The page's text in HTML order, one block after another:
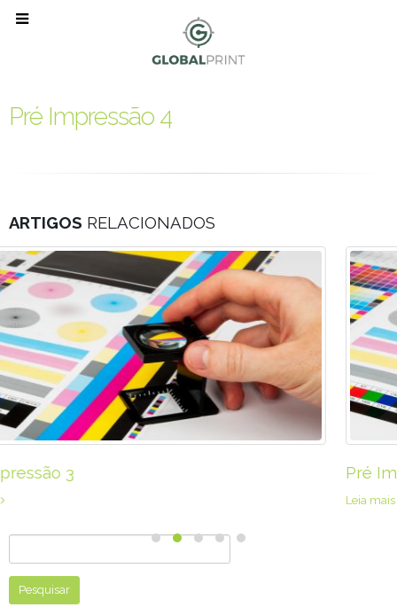
Pré Impressão 4
ARTIGOS RELACIONADOS
Pré Impressão
por: